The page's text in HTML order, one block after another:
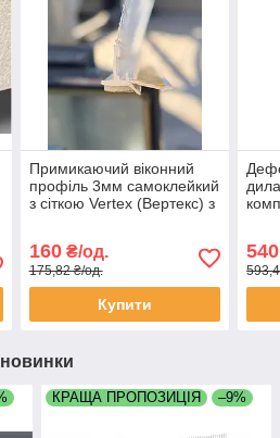
Примикаючий віконний
профіль 3мм самоклейкий
з сіткою Vertex (Вертекс) з
метра
160₴/од.
175,82 ₴/од.
Купити
540
новинки
КРАЩА ПРОПОЗИЦІЯ –9%